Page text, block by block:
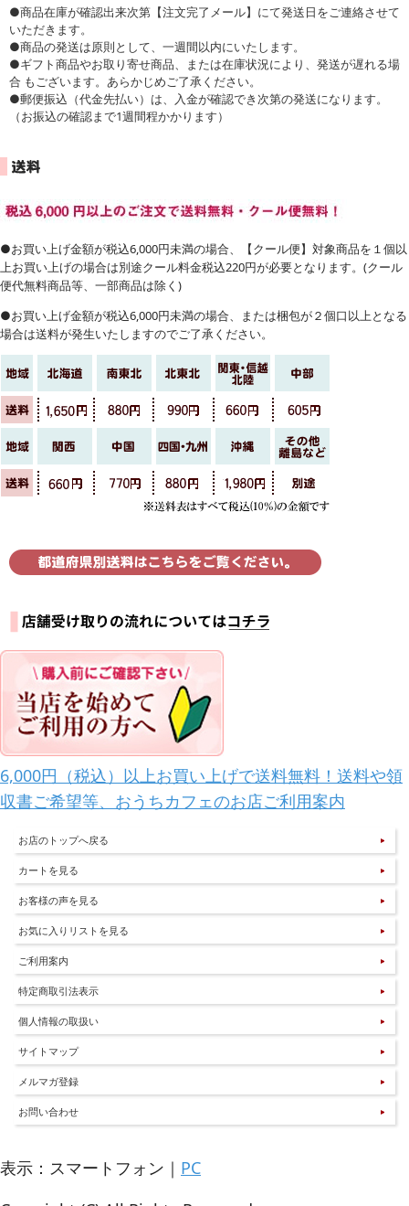
●商品在庫が確認出来次第【注文完了メール】にて発送日をご連絡させて
いただきます。
●商品の発送は原則として、一週間以内にいたします。
●ギフト商品やお取り寄せ商品、または在庫状況により、発送が遅れる場
合 もございます。あらかじめご了承ください。
●郵便振込（代金先払い）は、入金が確認でき次第の発送になります。
（お振込の確認まで1週間程かかります）
●お買い上げ金額が税込6,000円未満の場合、【クール便】対象商品を１個以
上お買い上げの場合は別途クール料金税込220円が必要となります。(クール
便代無料商品等、一部商品は除く)
●お買い上げ金額が税込6,000円未満の場合、または梱包が２個口以上となる
場合は送料が発生いたしますのでご了承ください。
6,000円（税込）以上お買い上げで送料無料！送料や領
収書ご希望等、おうちカフェのお店ご利用案内
お店のトップへ戻る
カートを見る
お客様の声を見る
お気に入りリストを見る
ご利用案内
特定商取引法表示
個人情報の取扱い
サイトマップ
メルマガ登録
お問い合わせ
表示：スマートフォン｜ PC